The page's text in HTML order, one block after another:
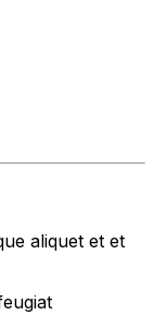
aliquet et et